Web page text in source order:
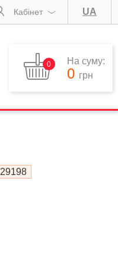
Кабінет UA
0 На суму:
0 грн
29198